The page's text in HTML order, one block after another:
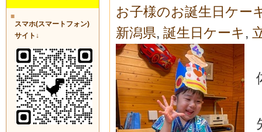
■
スマホ(スマートフォン)
サイト↓
お子様のお誕生日ケー
新潟県, 誕生日ケーキ ,